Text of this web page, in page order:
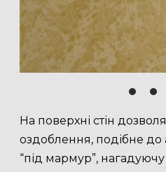
На поверхні стін
оздоблення, подібне до
“під мармур”,